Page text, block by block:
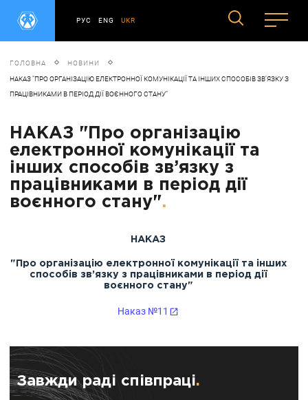
РУС ENG UKR
ГОЛОВНА НОВИНИ
НАКАЗ "ПРО ОРГАНІЗАЦІЮ ЕЛЕКТРОННОЇ КОМУНІКАЦІЇ ТА ІНШИХ СПОСОБІВ ЗВ’ЯЗКУ З
ПРАЦІВНИКАМИ В ПЕРІОД ДІЇ ВОЄННОГО СТАНУ"
НАКАЗ "Про організацію
електронної комунікації та
інших способів зв’язку з
працівниками в період дії
воєнного стану".
НАКАЗ
"Про організацію електронної комунікації та інших
способів зв’язку з працівниками в період дії
воєнного стану"
Наказ №11
Завжди раді співпраці.